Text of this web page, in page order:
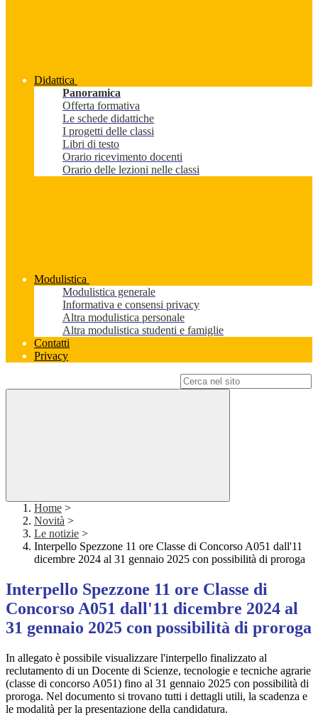
Didattica
Panoramica
Offerta formativa
Le schede didattiche
I progetti delle classi
Libri di testo
Orario ricevimento docenti
Orario delle lezioni nelle classi
Modulistica
Modulistica generale
Informativa e consensi privacy
Altra modulistica personale
Altra modulistica studenti e famiglie
Contatti
Privacy
Home >
Novità >
Le notizie >
Interpello Spezzone 11 ore Classe di Concorso A051 dall'11
dicembre 2024 al 31 gennaio 2025 con possibilità di proroga
Interpello Spezzone 11 ore Classe di
Concorso A051 dall'11 dicembre 2024 al
31 gennaio 2025 con possibilità di proroga
In allegato è possibile visualizzare l'interpello finalizzato al
reclutamento di un Docente di Scienze, tecnologie e tecniche agrarie
(classe di concorso A051) fino al 31 gennaio 2025 con possibilità di
proroga. Nel documento si trovano tutti i dettagli utili, la scadenza e
le modalità per la presentazione della candidatura.